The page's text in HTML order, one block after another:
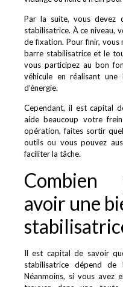
Par la suite, vous devez
stabilisatrice. À ce niveau,
de fixation. Pour finir, vous
barre stabilisatrice et le
vous participez au bon
véhicule en réalisant
d’énergie.
Cependant, il est capital
aide beaucoup votre
opération, faites sortir
outils ou vous pouvez
faciliter la tâche.
Combien
avoir une
Il est capital de savoir
stabilisatrice dépend de
Néanmoins, si vous avez